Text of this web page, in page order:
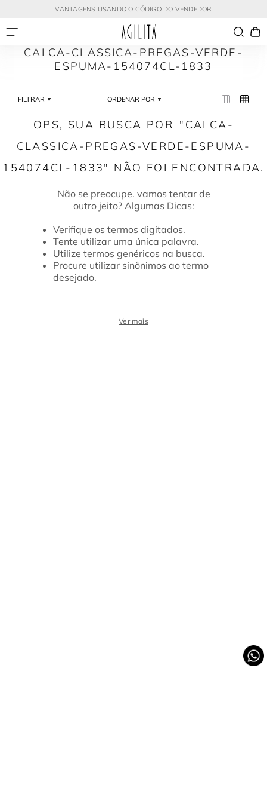
VANTAGENS USANDO O CÓDIGO DO VENDEDOR
CALCA-CLASSICA-PREGAS-VERDE-
ESPUMA-154074CL-1833
FILTRAR ORDENAR POR
CALCA-
CLASSICA-PREGAS-VERDE-ESPUMA-
154074CL-1833
Verifique os termos digitados.
Tente utilizar uma única palavra.
Utilize termos genéricos na busca.
Procure utilizar sinônimos ao termo
desejado.
Ver mais